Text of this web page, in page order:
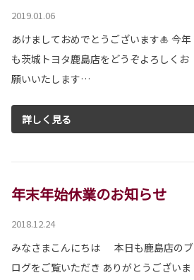
2019.01.06
あけましておめでとうございます🎍 今年
も茨城トヨタ鹿島店をどうぞよろしくお
願いいたします…
詳しく見る
年末年始休業のお知らせ
2018.12.24
みなさまこんにちは 本日も鹿島店のブ
ログをご覧いただき ありがとうございま